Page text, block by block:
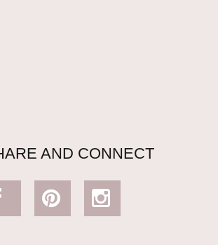
AND CONNECT